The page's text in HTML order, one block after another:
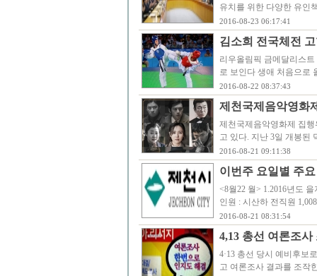
유치를 위한 다양한 유인
2016-08-23 06:17:41
김소희 전국체전
리우올림픽 금메달리스
로 보인다 생애 처음으로
2016-08-22 08:37:43
제천국제음악영화
제천국제음악영화제 집
고 있다. 지난 3일 개봉된
2016-08-21 09:11:38
이번주 요일별 주
<8월22 월> 1.2016년도
인원 : 시산하 전직원
2016-08-21 08:31:54
4,13 총선 여론조
4·13 총선 당시 예비후보
고 여론조사 결과를 조작